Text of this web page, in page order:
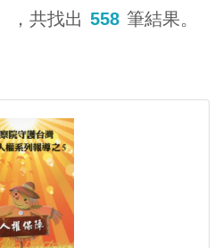
，共找出 558 筆結果。